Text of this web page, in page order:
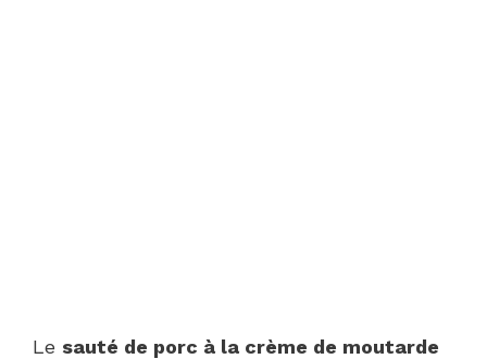
Le sauté de porc à la crème de moutarde